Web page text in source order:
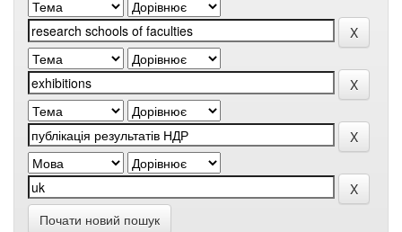
Почати новий пошук